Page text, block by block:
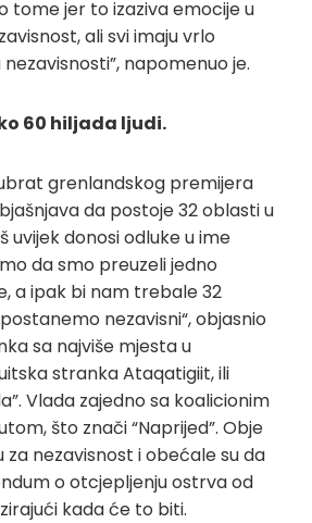
tome jer to izaziva emocije u
ali svi imaju vrlo
napomenuo je.
60 hiljada ljudi.
grenlandskog premijera
da postoje 32 oblasti u
uvijek donosi odluke u ime
da smo preuzeli jedno
a ipak bi nam trebale 32
nezavisni“, objasnio
sa najviše mjesta u
stranka Ataqatigiit, ili
Vlada zajedno sa koalicionim
što znači “Naprijed”. Obje
za nezavisnost i obećale su da
o otcjepljenju ostrva od
kada će to biti.